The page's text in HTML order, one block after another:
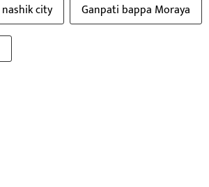
nashik city
Ganpati bappa Moraya